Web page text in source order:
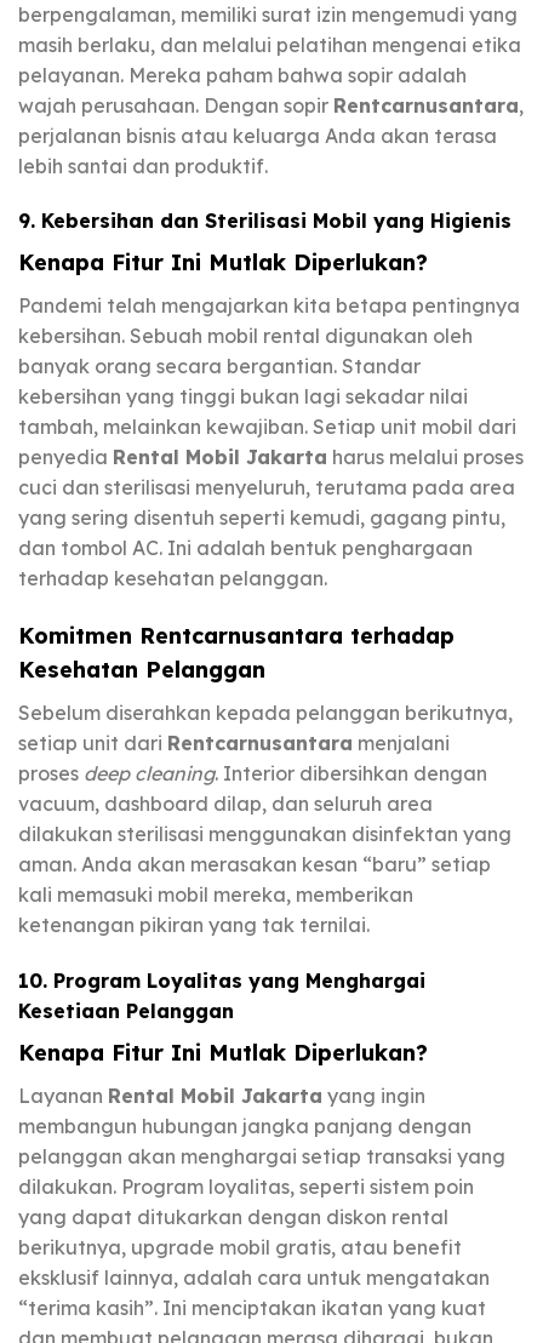
berpengalaman, memiliki surat izin mengemudi yang
masih berlaku, dan melalui pelatihan mengenai etika
pelayanan. Mereka paham bahwa sopir adalah
wajah perusahaan. Dengan sopir Rentcarnusantara,
perjalanan bisnis atau keluarga Anda akan terasa
lebih santai dan produktif.
9. Kebersihan dan Sterilisasi Mobil yang Higienis
Kenapa Fitur Ini Mutlak Diperlukan?
Pandemi telah mengajarkan kita betapa pentingnya
kebersihan. Sebuah mobil rental digunakan oleh
banyak orang secara bergantian. Standar
kebersihan yang tinggi bukan lagi sekadar nilai
tambah, melainkan kewajiban. Setiap unit mobil dari
penyedia Rental Mobil Jakarta harus melalui proses
cuci dan sterilisasi menyeluruh, terutama pada area
yang sering disentuh seperti kemudi, gagang pintu,
dan tombol AC. Ini adalah bentuk penghargaan
terhadap kesehatan pelanggan.
Komitmen Rentcarnusantara terhadap
Kesehatan Pelanggan
Sebelum diserahkan kepada pelanggan berikutnya,
setiap unit dari Rentcarnusantara menjalani
proses deep cleaning. Interior dibersihkan dengan
vacuum, dashboard dilap, dan seluruh area
dilakukan sterilisasi menggunakan disinfektan yang
aman. Anda akan merasakan kesan “baru” setiap
kali memasuki mobil mereka, memberikan
ketenangan pikiran yang tak ternilai.
10. Program Loyalitas yang Menghargai
Kesetiaan Pelanggan
Kenapa Fitur Ini Mutlak Diperlukan?
Layanan Rental Mobil Jakarta yang ingin
membangun hubungan jangka panjang dengan
pelanggan akan menghargai setiap transaksi yang
dilakukan. Program loyalitas, seperti sistem poin
yang dapat ditukarkan dengan diskon rental
berikutnya, upgrade mobil gratis, atau benefit
eksklusif lainnya, adalah cara untuk mengatakan
“terima kasih”. Ini menciptakan ikatan yang kuat